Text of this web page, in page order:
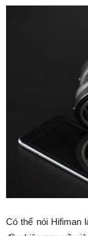
Có thể nói Hifiman